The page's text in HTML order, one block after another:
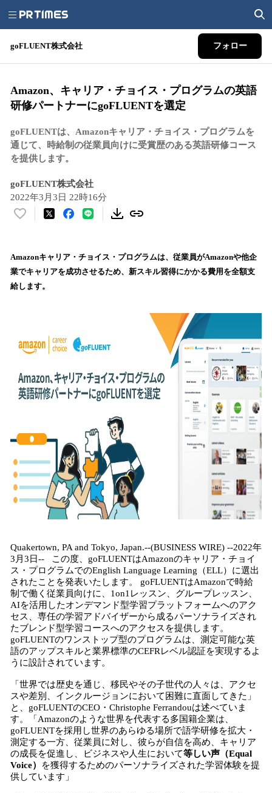
goFLUENT株式会社 フォロー
Amazon、キャリア・チョイス・プログラムの英語
研修パートナーにgoFLUENTを選定
​goFLUENTは、Amazonキャリア・チョイス・プログラムを
通じて、時給制の従業員向けに受賞歴のある英語研修コース
を提供します。
goFLUENT株式会社
2022年3月3日 22時16分
い
！
数
を
中
す
Amazonキャリア・チョイス・プログラムは、従業員がAmazonや他企
業でキャリアを成功させるため、新スキル習得にかかる費用を全額支
給します。
Quakertown, PA and Tokyo, Japan.--(BUSINESS WIRE) --2022年
3月3日-- この度、goFLUENTはAmazonのキャリア・チョイ
ス・プログラムでのEnglish Language Learning（ELL）に選出
されたことを発表いたします。 goFLUENTはAmazonで時給
制で働く従業員向けに、1on1レッスン、グループレッスン、
AIを活用したオンデマンド型学習プラットフォームへのアク
セス、専任の学習アドバイザーから成るパーソナライズされ
たブレンド型学習コースへのアクセスを提供します。
goFLUENTのワンストップ型のプログラムは、測定可能な英
語のアップスキルと業界標準のCEFRレベル認証を実現するよ
うに設計されています。
「世界では歴史を通じ、移民やその子世代の人々は、アクセ
スや差別、インクルージョンにおいて困難に直面してきた」
と、goFLUENTのCEO・Christophe Ferrandouは述べていま
す。「Amazonのような世界を代表する多国籍企業は、
goFLUENTを採用し世界のあらゆる場所で語学研修を拡大・
測定する一方、従業員に対し、彼らが自信を高め、キャリア
の成長を促進し、ビジネスや人生において等しい声（Equal
Voice）
を獲得するためのパーソナライズされた学習体験を提
供しています」